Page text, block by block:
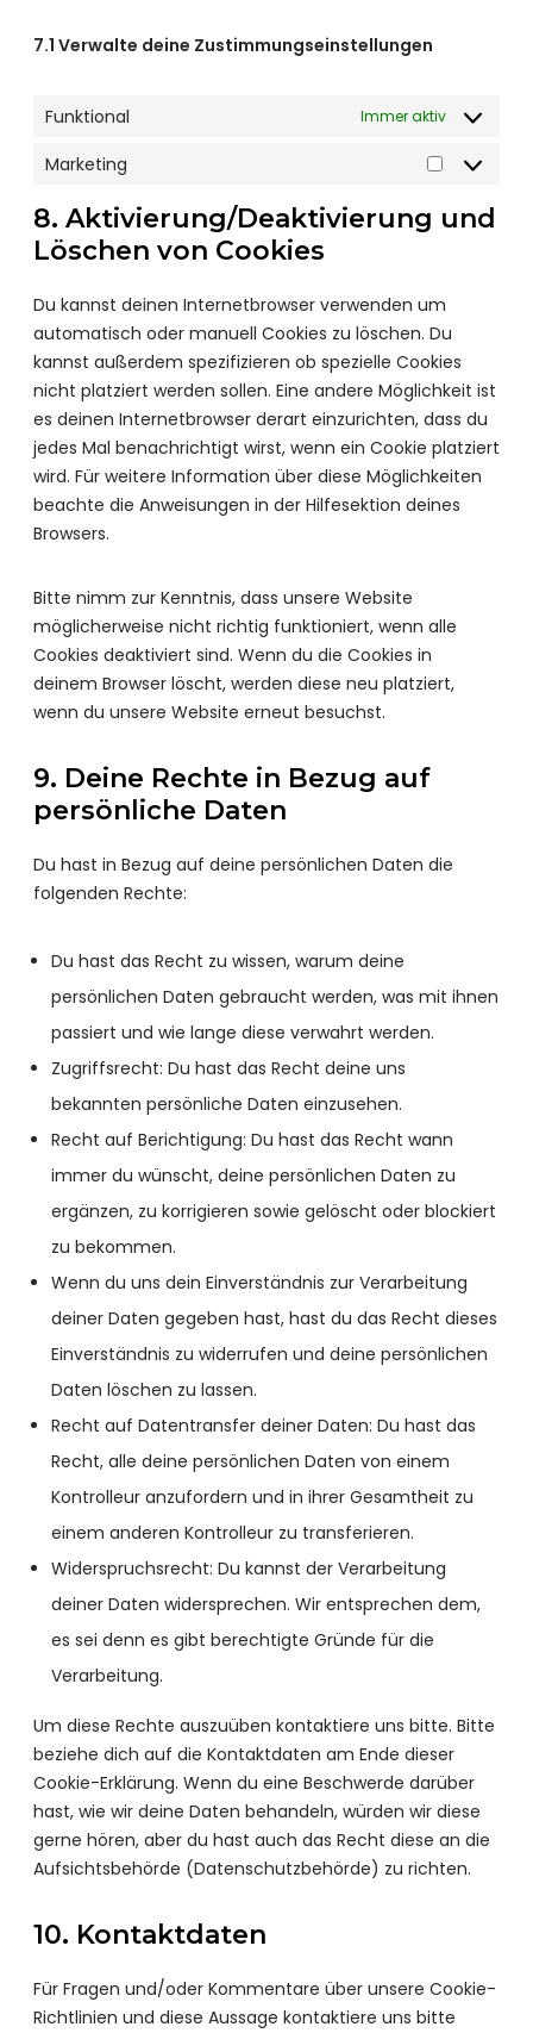
e
a
s
n
g
-
a
a
l
t
c
s
o
g
e
f
t
s
c
n
t
e
s
7.1 Verwalte deine Zustimmungseinstellungen
Funktional Immer aktiv
Marketing
r
8. Aktivierung/Deaktivierung und
Löschen von Cookies
Du kannst deinen Internetbrowser verwenden um
automatisch oder manuell Cookies zu löschen. Du
kannst außerdem spezifizieren ob spezielle Cookies
nicht platziert werden sollen. Eine andere Möglichkeit ist
es deinen Internetbrowser derart einzurichten, dass du
jedes Mal benachrichtigt wirst, wenn ein Cookie platziert
wird. Für weitere Information über diese Möglichkeiten
beachte die Anweisungen in der Hilfesektion deines
Browsers.
Bitte nimm zur Kenntnis, dass unsere Website
möglicherweise nicht richtig funktioniert, wenn alle
Cookies deaktiviert sind. Wenn du die Cookies in
deinem Browser löscht, werden diese neu platziert,
wenn du unsere Website erneut besuchst.
9. Deine Rechte in Bezug auf
persönliche Daten
Du hast in Bezug auf deine persönlichen Daten die
folgenden Rechte:
Du hast das Recht zu wissen, warum deine
persönlichen Daten gebraucht werden, was mit ihnen
passiert und wie lange diese verwahrt werden.
Zugriffsrecht: Du hast das Recht deine uns
bekannten persönliche Daten einzusehen.
Recht auf Berichtigung: Du hast das Recht wann
immer du wünscht, deine persönlichen Daten zu
ergänzen, zu korrigieren sowie gelöscht oder blockiert
zu bekommen.
Wenn du uns dein Einverständnis zur Verarbeitung
deiner Daten gegeben hast, hast du das Recht dieses
Einverständnis zu widerrufen und deine persönlichen
Daten löschen zu lassen.
Recht auf Datentransfer deiner Daten: Du hast das
Recht, alle deine persönlichen Daten von einem
Kontrolleur anzufordern und in ihrer Gesamtheit zu
einem anderen Kontrolleur zu transferieren.
Widerspruchsrecht: Du kannst der Verarbeitung
deiner Daten widersprechen. Wir entsprechen dem,
es sei denn es gibt berechtigte Gründe für die
Verarbeitung.
Um diese Rechte auszuüben kontaktiere uns bitte. Bitte
beziehe dich auf die Kontaktdaten am Ende dieser
Cookie-Erklärung. Wenn du eine Beschwerde darüber
hast, wie wir deine Daten behandeln, würden wir diese
gerne hören, aber du hast auch das Recht diese an die
Aufsichtsbehörde (Datenschutzbehörde) zu richten.
10. Kontaktdaten
Für Fragen und/oder Kommentare über unsere Cookie-
Richtlinien und diese Aussage kontaktiere uns bitte